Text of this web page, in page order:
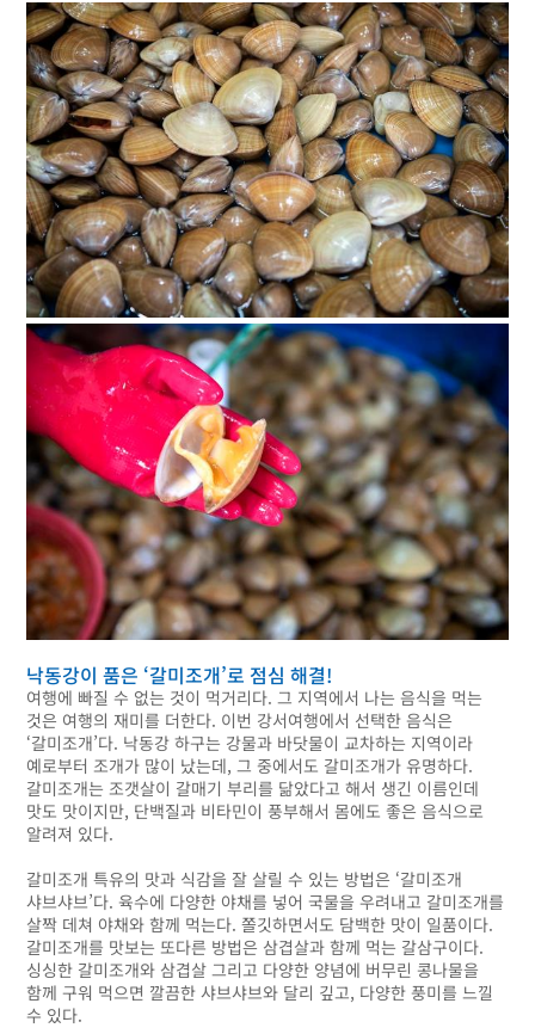
낙동강이 품은 ‘갈미조개’로 점심 해결!
여행에 빠질 수 없는 것이 먹거리다. 그 지역에서 나는 음식을 먹는
것은 여행의 재미를 더한다. 이번 강서여행에서 선택한 음식은
‘갈미조개’다. 낙동강 하구는 강물과 바닷물이 교차하는 지역이라
예로부터 조개가 많이 났는데, 그 중에서도 갈미조개가 유명하다.
갈미조개는 조갯살이 갈매기 부리를 닮았다고 해서 생긴 이름인데
맛도 맛이지만, 단백질과 비타민이 풍부해서 몸에도 좋은 음식으로
알려져 있다.
갈미조개 특유의 맛과 식감을 잘 살릴 수 있는 방법은 ‘갈미조개
샤브샤브’다. 육수에 다양한 야채를 넣어 국물을 우려내고 갈미조개를
살짝 데쳐 야채와 함께 먹는다. 쫄깃하면서도 담백한 맛이 일품이다.
갈미조개를 맛보는 또다른 방법은 삼겹살과 함께 먹는 갈삼구이다.
싱싱한 갈미조개와 삼겹살 그리고 다양한 양념에 버무린 콩나물을
함께 구워 먹으면 깔끔한 샤브샤브와 달리 깊고, 다양한 풍미를 느낄
수 있다.